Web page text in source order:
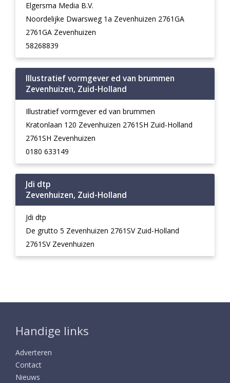
Elgersma Media B.V.
Noordelijke Dwarsweg 1a Zevenhuizen 2761GA
2761GA Zevenhuizen
58268839
Illustratief vormgever ed van brummen
Zevenhuizen, Zuid-Holland
Illustratief vormgever ed van brummen
Kratonlaan 120 Zevenhuizen 2761SH Zuid-Holland
2761SH Zevenhuizen
0180 633149
Jdi dtp
Zevenhuizen, Zuid-Holland
Jdi dtp
De grutto 5 Zevenhuizen 2761SV Zuid-Holland
2761SV Zevenhuizen
Handige links
Adverteren
Contact
Nieuws